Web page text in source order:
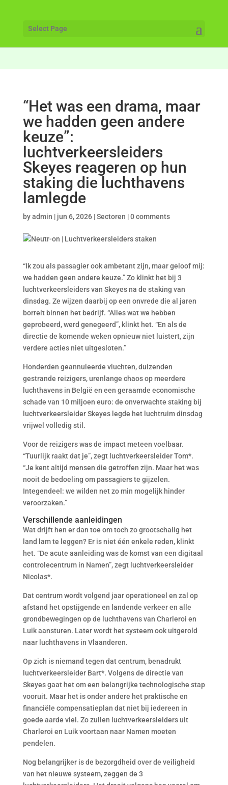
Select Page
“Het was een drama, maar
we hadden geen andere
keuze”:
luchtverkeersleiders
Skeyes reageren op hun
staking die luchthavens
lamlegde
byadmin | jun 6, 2026|Sectoren |0 comments
“Ik zou als passagier ook ambetant zijn, maar geloof mij:
we hadden geen andere keuze.” Zo klinkt het bij 3
luchtverkeersleiders van Skeyes na de staking van
dinsdag. Ze wijzen daarbij op een onvrede die al jaren
borrelt binnen het bedrijf. “Alles wat we hebben
geprobeerd, werd genegeerd”, klinkt het. “En als de
directie de komende weken opnieuw niet luistert, zijn
verdere acties niet uitgesloten.”
Honderden geannuleerde vluchten, duizenden
gestrande reizigers, urenlange chaos op meerdere
luchthavens in België en een geraamde economische
schade van 10 miljoen euro: de onverwachte staking bij
luchtverkeersleider Skeyes legde het luchtruim dinsdag
vrijwel volledig stil.
Voor de reizigers was de impact meteen voelbaar.
“Tuurlijk raakt dat je”, zegt luchtverkeersleider Tom*.
“Je kent altijd mensen die getroffen zijn. Maar het was
nooit de bedoeling om passagiers te gijzelen.
Integendeel: we wilden net zo min mogelijk hinder
veroorzaken.”
Verschillende aanleidingen
Wat drijft hen er dan toe om toch zo grootschalig het
land lam te leggen? Er is niet één enkele reden, klinkt
het. “De acute aanleiding was de komst van een digitaal
controlecentrum in Namen”, zegt luchtverkeersleider
Nicolas*.
Dat centrum wordt volgend jaar operationeel en zal op
afstand het opstijgende en landende verkeer en alle
grondbewegingen op de luchthavens van Charleroi en
Luik aansturen. Later wordt het systeem ook uitgerold
naar luchthavens in Vlaanderen.
Op zich is niemand tegen dat centrum, benadrukt
luchtverkeersleider Bart*. Volgens de directie van
Skeyes gaat het om een belangrijke technologische stap
vooruit. Maar het is onder andere het praktische en
financiële compensatieplan dat niet bij iedereen in
goede aarde viel. Zo zullen luchtverkeersleiders uit
Charleroi en Luik voortaan naar Namen moeten
pendelen.
Nog belangrijker is de bezorgdheid over de veiligheid
van het nieuwe systeem, zeggen de 3